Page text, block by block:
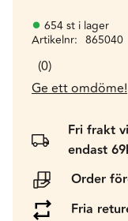
654 st i lager
Artikelnr
865040
0
Ge ett omdöme!
Fri frakt
endast
Order
Fria